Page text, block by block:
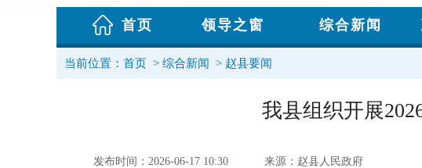
当前位置： 首页 > 综合新闻 > 赵县要闻
我县组织开展
发布时间：2026-06-17 10:30 来源：赵县人民政府